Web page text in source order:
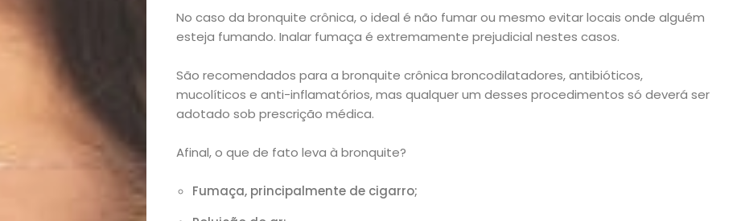
Academia
Beleza
Bora
lá!
Casa
No caso da bronquite crônica, o ideal é não fumar ou mesmo evitar locais onde alguém
esteja fumando. Inalar fumaça é extremamente prejudicial nestes casos.
São recomendados para a bronquite crônica broncodilatadores, antibióticos,
mucolíticos e anti-inflamatórios, mas qualquer um desses procedimentos só deverá ser
adotado sob prescrição médica.
Afinal, o que de fato leva à bronquite?
Fumaça, principalmente de cigarro;